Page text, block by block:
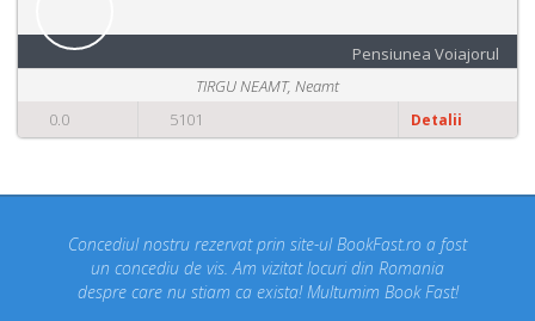
Pensiunea Voiajorul
TIRGU NEAMT, Neamt
0.0
5101 Detalii
Concediul nostru rezervat prin site-ul BookFast.ro a fost
un concediu de vis. Am vizitat locuri din Romania
despre care nu stiam ca exista! Multumim Book Fast!